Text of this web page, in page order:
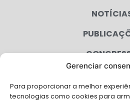
Gerenciar
Para proporcionar a melhor
tecnologias como cookies para